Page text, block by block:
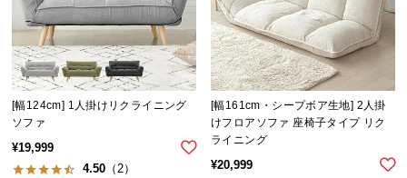
[幅124cm] 1人掛けリクライニング
ソファ
¥19,999
4.50 （2）
[幅161cm・シープボア生地] 2人掛
けフロアソファ 座椅子タイプ リク
ライニング
¥20,999